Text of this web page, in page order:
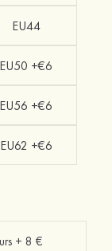
EU44
EU50 +€6
EU56 +€6
EU62 +€6
+ 8 €